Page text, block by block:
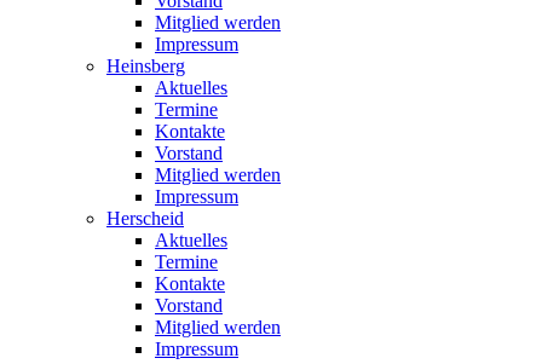
Mitglied werden
Impressum
Heinsberg
Aktuelles
Termine
Kontakte
Vorstand
Mitglied werden
Impressum
Herscheid
Aktuelles
Termine
Kontakte
Vorstand
Mitglied werden
Impressum